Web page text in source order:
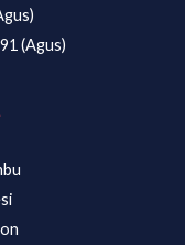
(Agus)